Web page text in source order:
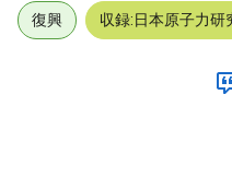
復興 収録:日本原子力